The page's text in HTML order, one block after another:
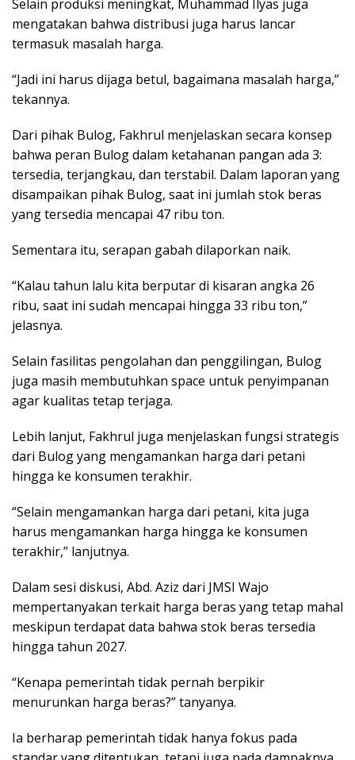
Selain produksi meningkat, Muhammad Ilyas juga
mengatakan bahwa distribusi juga harus lancar
termasuk masalah harga.
“Jadi ini harus dijaga betul, bagaimana masalah harga,”
tekannya.
Dari pihak Bulog, Fakhrul menjelaskan secara konsep
bahwa peran Bulog dalam ketahanan pangan ada 3:
tersedia, terjangkau, dan terstabil. Dalam laporan yang
disampaikan pihak Bulog, saat ini jumlah stok beras
yang tersedia mencapai 47 ribu ton.
Sementara itu, serapan gabah dilaporkan naik.
“Kalau tahun lalu kita berputar di kisaran angka 26
ribu, saat ini sudah mencapai hingga 33 ribu ton,”
jelasnya.
Selain fasilitas pengolahan dan penggilingan, Bulog
juga masih membutuhkan space untuk penyimpanan
agar kualitas tetap terjaga.
Lebih lanjut, Fakhrul juga menjelaskan fungsi strategis
dari Bulog yang mengamankan harga dari petani
hingga ke konsumen terakhir.
“Selain mengamankan harga dari petani, kita juga
harus mengamankan harga hingga ke konsumen
terakhir,” lanjutnya.
Dalam sesi diskusi, Abd. Aziz dari JMSI Wajo
mempertanyakan terkait harga beras yang tetap mahal
meskipun terdapat data bahwa stok beras tersedia
hingga tahun 2027.
“Kenapa pemerintah tidak pernah berpikir
menurunkan harga beras?” tanyanya.
Ia berharap pemerintah tidak hanya fokus pada